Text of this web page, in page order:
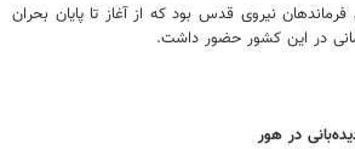
نیروی قدس بود که از آغاز تا پایان بحران
در این کشور حضور داشت.
در هور